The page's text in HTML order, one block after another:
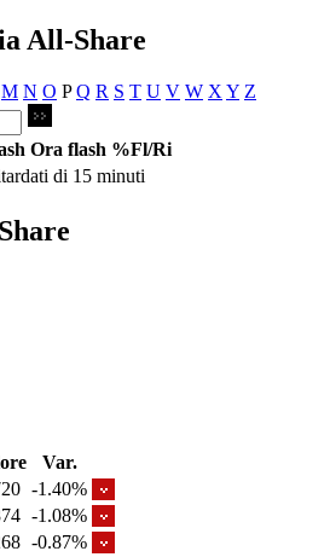
All-Share
M N O PQ R S T U V W X Y Z
Ora flash %Fl/Ri
di 15 minuti
Var.
-1.40%
-1.08%
-0.87%